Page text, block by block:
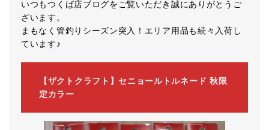
いつもつくば店ブログをご覧いただき誠にありがとうご
ざいます。
まもなく管釣りシーズン突入！エリア用品も続々入荷し
ています♪
【ザクトクラフト】セニョールトルネード 秋限
定カラー